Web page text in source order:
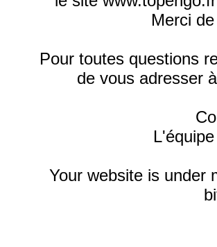
Merci
Pour toutes questions
de vous adresser
Your website is under